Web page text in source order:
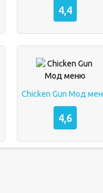
4,4
Chicken Gun Мод
4,6